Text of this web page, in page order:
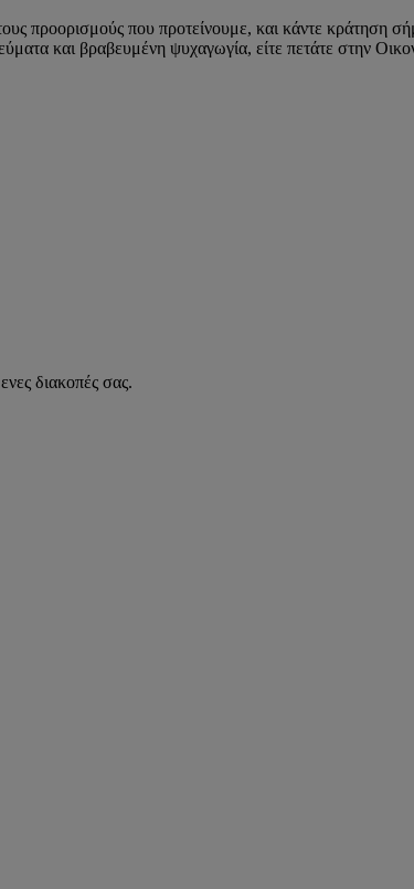
προορισμούς που προτείνουμε, και κάντε κράτηση
και βραβευμένη ψυχαγωγία, είτε πετάτε στην
διακοπές σας.